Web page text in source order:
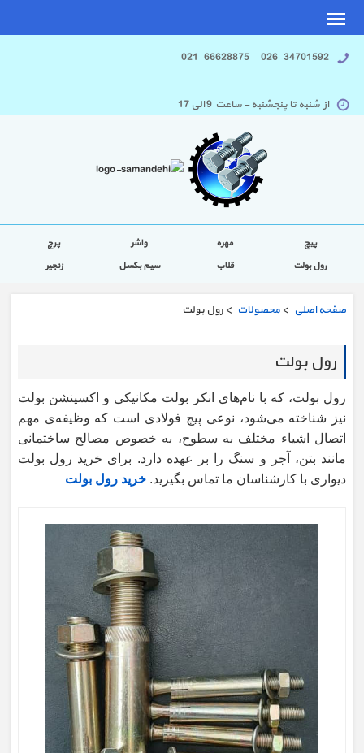
026-34701592 021-66628875
از شنبه تا پنجشنبه - ساعت 9 الی 17
پیچ مهره واشر
پرچ
رول بولت
قلاب سیم بکسل زنجیر
صفحه اصلی > محصولات > رول بولت
رول بولت
رول بولت، که با نام‌های انکر بولت مکانیکی و اکسپنشن بولت
نیز شناخته می‌شود، نوعی پیچ فولادی است که وظیفه‌ی مهم
اتصال اشیاء مختلف به سطوح، به خصوص مصالح ساختمانی
مانند بتن، آجر و سنگ را بر عهده دارد. برای خرید رول بولت
دیواری با کارشناسان ما تماس بگیرید. خرید رول بولت